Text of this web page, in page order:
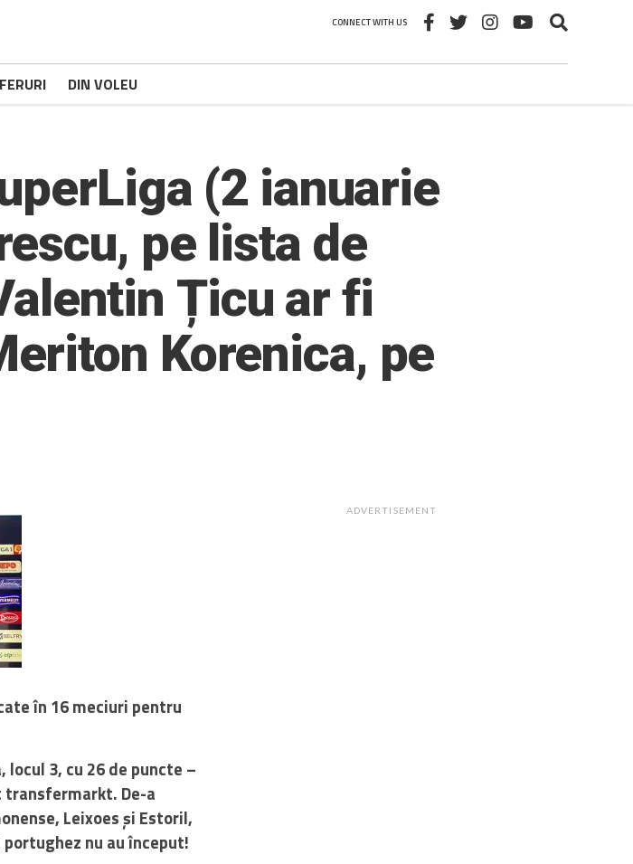
CONNECT WITH US
DIN VOLEU
(2 ianuarie
pe lista de
Țicu ar fi
Korenica, pe
în 16 meciuri pentru
3, cu 26 de puncte –
transfermarkt. De-a
Leixoes și Estoril,
nu au început!
ADVERTISEMENT